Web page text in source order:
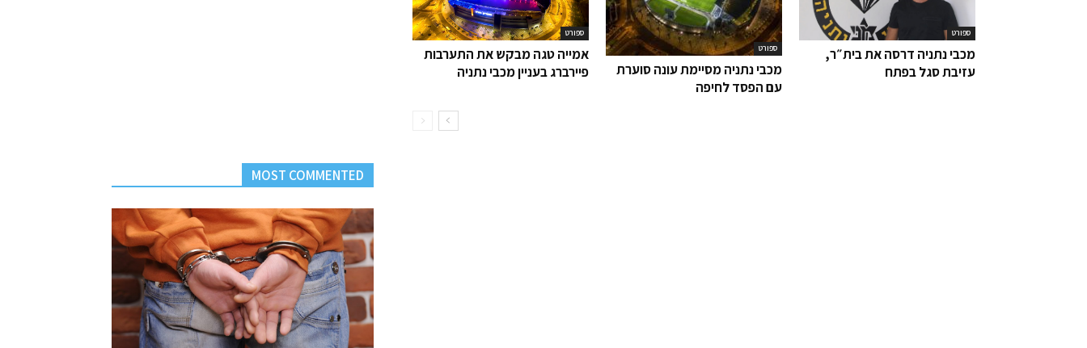
ספורט
אמייה טגה מבקש את התערבות
פיירברג בעניין מכבי נתניה
ספורט
מכבי נתניה מסיימת עונה סוערת
עם הפסד לחיפה
ספורט
מכבי נתניה דרסה את בית״ר,
עזיבת סגל בפתח
MOST COMMENTED